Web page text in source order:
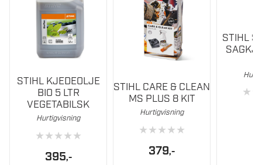
STIHL KJEDEOLJE
BIO 5 LTR
VEGETABILSK
Hurtigvisning
★★★★★
395,-
STIHL CARE & CLEAN
MS PLUS 8 KIT
Hurtigvisning
★★★★★
379,-
STIHL
★